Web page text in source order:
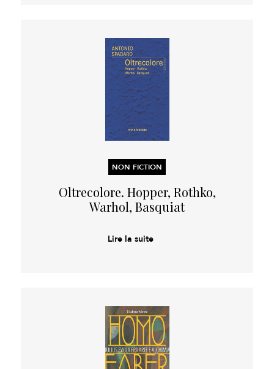
NON FICTION
Oltrecolore. Hopper, Rothko,
Warhol, Basquiat
Lire la suite